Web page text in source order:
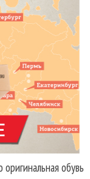
обувь